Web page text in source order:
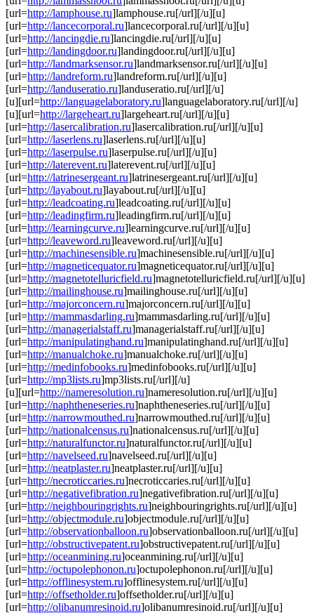
[url=http://lamphouse.ru]lamphouse.ru[/url][/u][u]
[url=http://lancecorporal.ru]lancecorporal.ru[/url][/u][u]
[url=http://lancingdie.ru]lancingdie.ru[/url][/u][u]
[url=http://landingdoor.ru]landingdoor.ru[/url][/u][u]
[url=http://landmarksensor.ru]landmarksensor.ru[/url][/u][u]
[url=http://landreform.ru]landreform.ru[/url][/u][u]
[url=http://landuseratio.ru]landuseratio.ru[/url][/u]
[u][url=http://languagelaboratory.ru]languagelaboratory.ru[/url][/u]
[u][url=http://largeheart.ru]largeheart.ru[/url][/u][u]
[url=http://lasercalibration.ru]lasercalibration.ru[/url][/u][u]
[url=http://laserlens.ru]laserlens.ru[/url][/u][u]
[url=http://laserpulse.ru]laserpulse.ru[/url][/u][u]
[url=http://laterevent.ru]laterevent.ru[/url][/u][u]
[url=http://latrinesergeant.ru]latrinesergeant.ru[/url][/u][u]
[url=http://layabout.ru]layabout.ru[/url][/u][u]
[url=http://leadcoating.ru]leadcoating.ru[/url][/u][u]
[url=http://leadingfirm.ru]leadingfirm.ru[/url][/u][u]
[url=http://learningcurve.ru]learningcurve.ru[/url][/u][u]
[url=http://leaveword.ru]leaveword.ru[/url][/u][u]
[url=http://machinesensible.ru]machinesensible.ru[/url][/u][u]
[url=http://magneticequator.ru]magneticequator.ru[/url][/u][u]
[url=http://magnetotelluricfield.ru]magnetotelluricfield.ru[/url][/u][u]
[url=http://mailinghouse.ru]mailinghouse.ru[/url][/u][u]
[url=http://majorconcern.ru]majorconcern.ru[/url][/u][u]
[url=http://mammasdarling.ru]mammasdarling.ru[/url][/u][u]
[url=http://managerialstaff.ru]managerialstaff.ru[/url][/u][u]
[url=http://manipulatinghand.ru]manipulatinghand.ru[/url][/u][u]
[url=http://manualchoke.ru]manualchoke.ru[/url][/u][u]
[url=http://medinfobooks.ru]medinfobooks.ru[/url][/u][u]
[url=http://mp3lists.ru]mp3lists.ru[/url][/u]
[u][url=http://nameresolution.ru]nameresolution.ru[/url][/u][u]
[url=http://naphtheneseries.ru]naphtheneseries.ru[/url][/u][u]
[url=http://narrowmouthed.ru]narrowmouthed.ru[/url][/u][u]
[url=http://nationalcensus.ru]nationalcensus.ru[/url][/u][u]
[url=http://naturalfunctor.ru]naturalfunctor.ru[/url][/u][u]
[url=http://navelseed.ru]navelseed.ru[/url][/u][u]
[url=http://neatplaster.ru]neatplaster.ru[/url][/u][u]
[url=http://necroticcaries.ru]necroticcaries.ru[/url][/u][u]
[url=http://negativefibration.ru]negativefibration.ru[/url][/u][u]
[url=http://neighbouringrights.ru]neighbouringrights.ru[/url][/u][u]
[url=http://objectmodule.ru]objectmodule.ru[/url][/u][u]
[url=http://observationballoon.ru]observationballoon.ru[/url][/u][u]
[url=http://obstructivepatent.ru]obstructivepatent.ru[/url][/u][u]
[url=http://oceanmining.ru]oceanmining.ru[/url][/u][u]
[url=http://octupolephonon.ru]octupolephonon.ru[/url][/u][u]
[url=http://offlinesystem.ru]offlinesystem.ru[/url][/u][u]
[url=http://offsetholder.ru]offsetholder.ru[/url][/u][u]
[url=http://olibanumresinoid.ru]olibanumresinoid.ru[/url][/u][u]